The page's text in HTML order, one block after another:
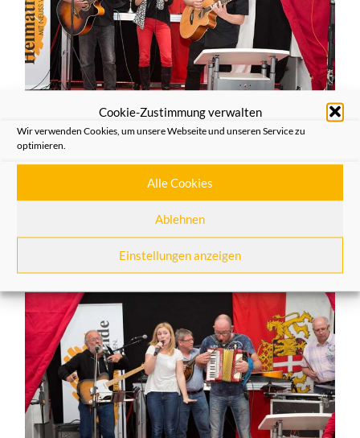
Cookie-Zustimmung verwalten
Wir verwenden Cookies, um unsere Webseite und unseren Service zu
optimieren.
Alle Cookies
Ablehnen
Einstellungen anzeigen
Fidele Novesier © Michael Ritters
Die Jury entschied sich für dieKölschen Paninis, die mit
der jungen Sängerin Katharina Zimmermann ein echtes
es jedenfalls den Jecken, die den Kunstraum voll